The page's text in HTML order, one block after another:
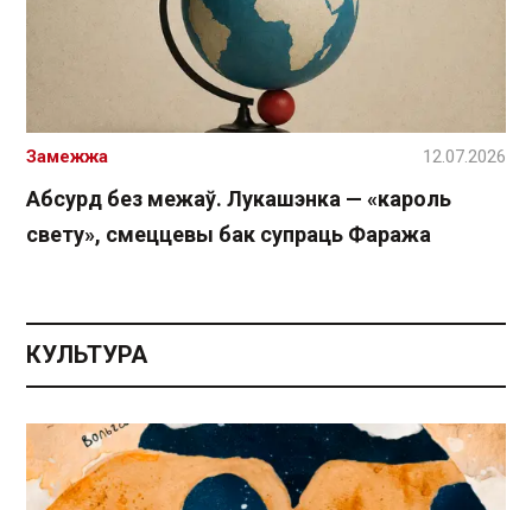
Абсурд без межаў. Лукашэнка — «кароль
свету», смеццевы бак супраць Фаража
Замежжа 12.07.2026
КУЛЬТУРА